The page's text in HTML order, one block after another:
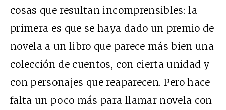
cosas que resultan incomprensibles: la
primera es que se haya dado un premio de
novela a un libro que parece más bien una
colección de cuentos, con cierta unidad y
con personajes que reaparecen. Pero hace
falta un poco más para llamar novela con